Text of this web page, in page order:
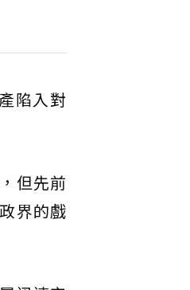
陷入對
但先前
界的戲